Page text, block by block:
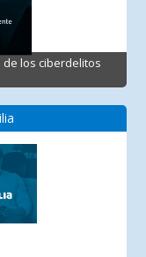
los ciberdelitos